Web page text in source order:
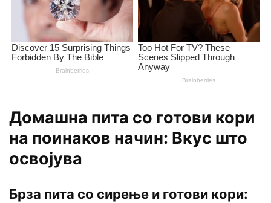
Домашна пита со готови кори
на поинаков начин: Вкус што
освојува
Брза пита со сирење и готови кори: